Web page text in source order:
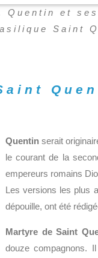
Quentin et
Saint
Quentin serait
le courant de la
empereurs romains
Les versions les plus
dépouille, ont été
Martyre de Saint
douze compagnons.